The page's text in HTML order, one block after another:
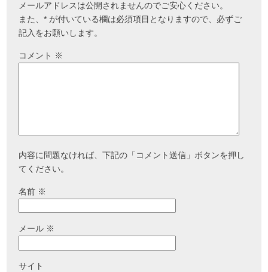
メールアドレスは公開されませんのでご安心ください。
また、* が付いている欄は必須項目となりますので、必ずご
記入をお願いします。
コメント ※
内容に問題なければ、下記の「コメント送信」ボタンを押し
てください。
名前 ※
メール ※
サイト